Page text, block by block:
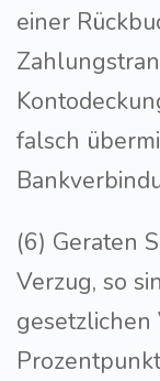
einer
falsch
(6) Geraten
Verzug, so
gesetzlichen